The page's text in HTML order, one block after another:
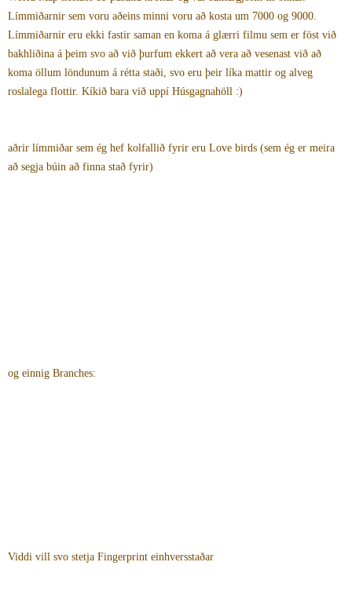
Límmiðarnir sem voru aðeins minni voru að kosta um 7000 og 9000.
Límmiðarnir eru ekki fastir saman en koma á glærri filmu sem er föst við
bakhliðina á þeim svo að við þurfum ekkert að vera að vesenast við að
koma öllum löndunum á rétta staði, svo eru þeir líka mattir og alveg
roslalega flottir. Kíkið bara við uppí Húsgagnahöll :)
aðrir límmiðar sem ég hef kolfallið fyrir eru Love birds (sem ég er meira
að segja búin að finna stað fyrir)
og einnig Branches:
Viddi vill svo stetja Fingerprint einhversstaðar